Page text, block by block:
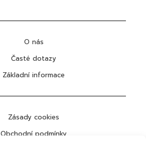
O nás
Časté dotazy
Základní informace
Zásady cookies
Obchodní podmínky